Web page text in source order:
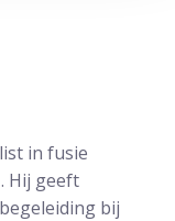
in fusie
Hij geeft
bij